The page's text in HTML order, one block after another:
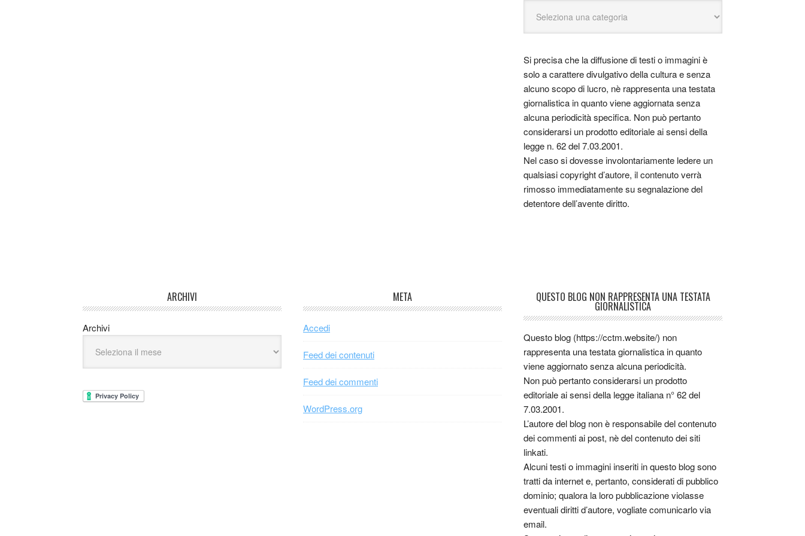
Si precisa che la diffusione di testi o immagini è
solo a carattere divulgativo della cultura e senza
alcuno scopo di lucro, nè rappresenta una testata
giornalistica in quanto viene aggiornata senza
alcuna periodicità specifica. Non può pertanto
considerarsi un prodotto editoriale ai sensi della
legge n. 62 del 7.03.2001.
Nel caso si dovesse involontariamente ledere un
qualsiasi copyright d’autore, il contenuto verrà
rimosso immediatamente su segnalazione del
detentore dell’avente diritto.
ARCHIVI
Archivi
META
Accedi
Feed dei contenuti
Feed dei commenti
WordPress.org
QUESTO BLOG NON RAPPRESENTA UNA TESTATA
GIORNALISTICA
Questo blog (https://cctm.website/) non
rappresenta una testata giornalistica in quanto
viene aggiornato senza alcuna periodicità.
Non può pertanto considerarsi un prodotto
editoriale ai sensi della legge italiana n° 62 del
7.03.2001.
L’autore del blog non è responsabile del contenuto
dei commenti ai post, nè del contenuto dei siti
linkati.
Alcuni testi o immagini inseriti in questo blog sono
tratti da internet e, pertanto, considerati di pubblico
dominio; qualora la loro pubblicazione violasse
eventuali diritti d’autore, vogliate comunicarlo via
email.